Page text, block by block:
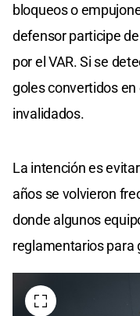
bloqueos o
defensor participe
por el VAR. Si se
goles convertidos
invalidados.
La intención es
años se volvieron
donde algunos
reglamentarios para